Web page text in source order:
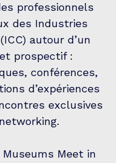
professionnels
des Industries
autour d’un
prospectif :
conférences,
d’expériences
exclusives
Meet in